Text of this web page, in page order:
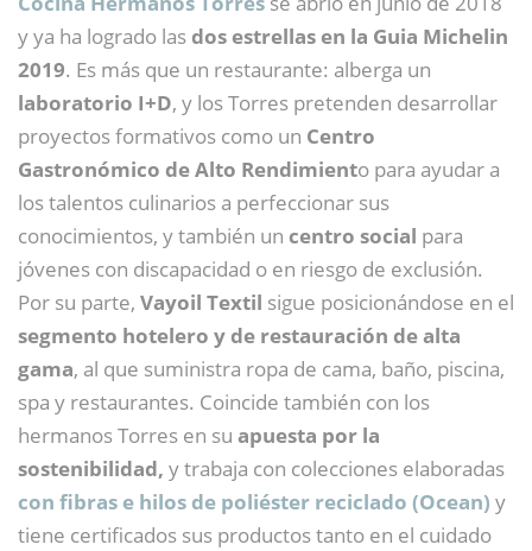
y ya ha logrado las dos estrellas en la Guia Michelin
2019. Es más que un restaurante: alberga un
laboratorio I+D, y los Torres pretenden desarrollar
proyectos formativos como un Centro
Gastronómico de Alto Rendimiento para ayudar a
los talentos culinarios a perfeccionar sus
conocimientos, y también un centro social para
jóvenes con discapacidad o en riesgo de exclusión.
Por su parte, Vayoil Textil sigue posicionándose en el
segmento hotelero y de restauración de alta
gama, al que suministra ropa de cama, baño, piscina,
spa y restaurantes. Coincide también con los
hermanos Torres en su apuesta por la
sostenibilidad, y trabaja con colecciones elaboradas
con fibras e hilos de poliéster reciclado (Ocean) y
tiene certificados sus productos tanto en el cuidado